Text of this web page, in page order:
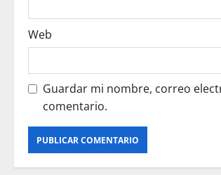
Web
Guardar mi nombre, correo
comentario.